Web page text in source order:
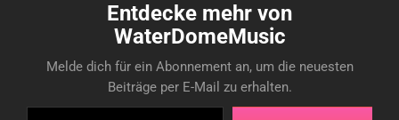
Entdecke mehr von
WaterDomeMusic
Melde dich für ein Abonnement an, um die neuesten
Beiträge per E-Mail zu erhalten.
Gib deine E-Mail-Adresse ein ...